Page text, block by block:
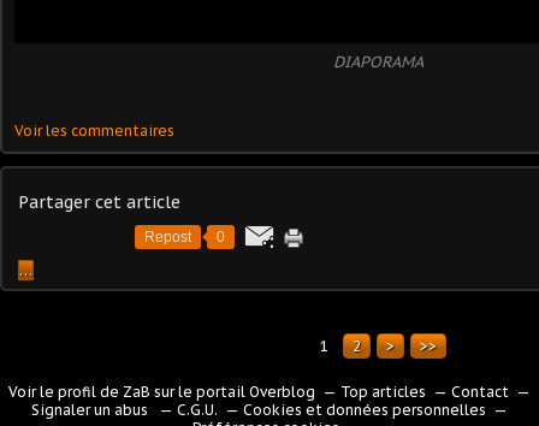
DIAPORAMA
Voir les commentaires
Partager cet article
Repost 0
…
1 2 > >>
Voir le profil de ZaB sur le portail Overblog Top articles
Contact
Signaler un abus
C.G.U.
Cookies et données personnelles